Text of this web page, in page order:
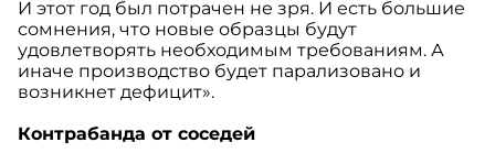
И этот год был потрачен не зря. И есть большие
сомнения, что новые образцы будут
удовлетворять необходимым требованиям. А
иначе производство будет парализовано и
возникнет дефицит».
Контрабанда от соседей